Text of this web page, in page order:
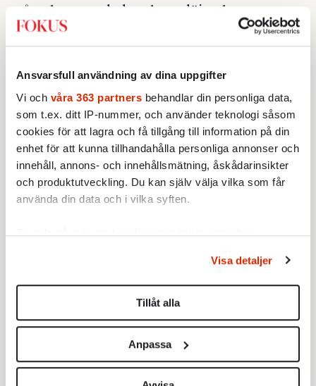
Ansvarsfull användning av dina uppgifter
Vi och våra 363 partners behandlar din personliga data,
som t.ex. ditt IP-nummer, och använder teknologi såsom
cookies för att lagra och få tillgång till information på din
enhet för att kunna tillhandahålla personliga annonser och
innehåll, annons- och innehållsmätning, åskådarinsikter
och produktutveckling. Du kan själv välja vilka som får
använda din data och i vilka syften.
Ta reda på mer om hur dina personliga uppgifter
Du kan ändra eller dra tillbaka ditt samtycke när som
helst från cookie-förklaringen.
Vi använder enhetsidentifierare för att anpassa innehållet
för sociala medier och analysera vår trafik. Vi
vidarebefordrar även sådana identifierare och annan
Visa detaljer
Tillåt alla
Anpassa
månadens omskakande avslöjande av
nazistcellen NSU och dess mångåriga
terrorkampanj som frågan klättrat på
regeringens agenda. Och fortfarande saknas
politisk vilja att ta itu med de
socioekonomiska orsaker som, snarare än
rashat, ofta ligger bakom extremhög­erns
rekryteringsframgångar.
Politiker och lokala myndigheter får inte
lämna marginaliserade unga i sticket.
deras desillusion till extrempolitiskt
engagemang, i värsta fall fanatism. Rasismen
ned i den europeiska myllan än den vackra
tanken om ett enat Europa.
anser rättspsykiatrikerna att
Anders Behring Breivik befinner sig i sitt eget